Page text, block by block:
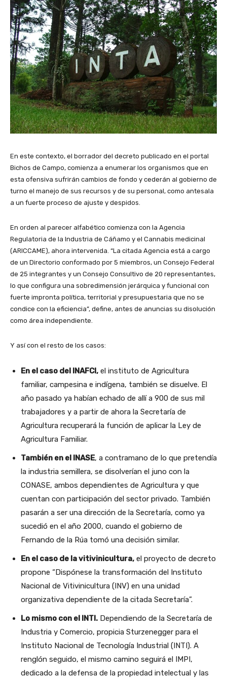
En este contexto, el borrador del decreto publicado en el portal
Bichos de Campo, comienza a enumerar los organismos que en
esta ofensiva sufrirán cambios de fondo y cederán al gobierno de
turno el manejo de sus recursos y de su personal, como antesala
a un fuerte proceso de ajuste y despidos.
En orden al parecer alfabético comienza con la Agencia
Regulatoria de la Industria de Cáñamo y el Cannabis medicinal
(ARICCAME), ahora intervenida. “La citada Agencia está a cargo
de un Directorio conformado por 5 miembros, un Consejo Federal
de 25 integrantes y un Consejo Consultivo de 20 representantes,
lo que configura una sobredimensión jerárquica y funcional con
fuerte impronta política, territorial y presupuestaria que no se
condice con la eficiencia”, define, antes de anuncias su disolución
como área independiente.
Y así con el resto de los casos:
En el caso del INAFCI, el instituto de Agricultura
familiar, campesina e indígena, también se disuelve. El
año pasado ya habían echado de allí a 900 de sus mil
trabajadores y a partir de ahora la Secretaría de
Agricultura recuperará la función de aplicar la Ley de
Agricultura Familiar.
También en el INASE, a contramano de lo que pretendía
la industria semillera, se disolverían el juno con la
CONASE, ambos dependientes de Agricultura y que
cuentan con participación del sector privado. También
pasarán a ser una dirección de la Secretaría, como ya
sucedió en el año 2000, cuando el gobierno de
Fernando de la Rúa tomó una decisión similar.
En el caso de la vitivinicultura, el proyecto de decreto
propone “Dispónese la transformación del Instituto
Nacional de Vitivinicultura (INV) en una unidad
organizativa dependiente de la citada Secretaría”.
Lo mismo con el INTI. Dependiendo de la Secretaría de
Industria y Comercio, propicia Sturzenegger para el
Instituto Nacional de Tecnología Industrial (INTI). A
renglón seguido, el mismo camino seguirá el IMPI,
dedicado a la defensa de la propiedad intelectual y las